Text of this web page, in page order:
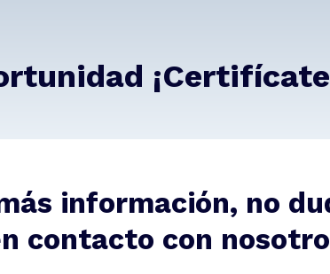
información, no
contacto con